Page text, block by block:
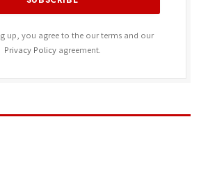
up, you agree to the our terms and our
Privacy Policyagreement.